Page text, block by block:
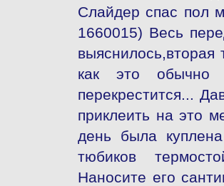
Слайдер спас пол
1660015) Весь
как это обычно
перекрестится...
приклеить на это
день была
тюбиков
Наносите его